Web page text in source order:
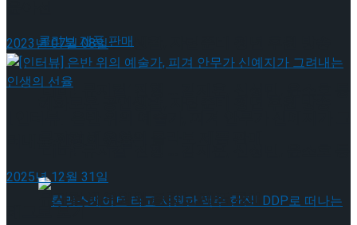
혜화로운 공연생활, 자립준비 청년 후원 방송
‘비바! 뮤지컬’ 진행 … 김지훈, 신성민, 윤소호 등
뮤지컬 배우와의 콜라보 제품 판매
2023년 07월 08일
2025년 12월 31일
태그로 보기